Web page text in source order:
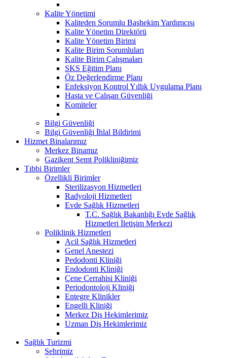
Kalite Yönetimi
Kaliteden Sorumlu Başhekim Yardımcısı
Kalite Yönetim Direktörü
Kalite Yönetim Birimi
Kalite Birim Sorumluları
Kalite Birim Çalışmaları
SKS Eğitim Planı
Öz Değerlendirme Planı
Enfeksiyon Kontrol Yıllık Uygulama Planı
Hasta ve Çalışan Güvenliği
Komiteler
Bilgi Güvenliği
Bilgi Güvenliği İhlal Bildirimi
Hizmet Binalarımız
Merkez Binamız
Gazikent Semt Polikliniğimiz
Tıbbi Birimler
Özellikli Birimler
Sterilizasyon Hizmetleri
Radyoloji Hizmetleri
Evde Sağlık Hizmetleri
T.C. Sağlık Bakanlığı Evde Sağlık
Hizmetleri İletişim Merkezi
Poliklinik Hizmetleri
Acil Sağlık Hizmetleri
Genel Anestezi
Pedodonti Kliniği
Endodonti Kliniği
Çene Cerrahisi Kliniği
Periodontoloji Kliniği
Entegre Klinikler
Engelli Kliniği
Merkez Diş Hekimlerimiz
Uzman Diş Hekimlerimiz
Sağlık Turizmi
Şehrimiz